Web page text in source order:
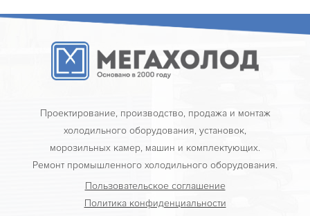
Проектирование, производство, продажа и монтаж
холодильного оборудования, установок,
морозильных камер, машин и комплектующих.
Ремонт промышленного холодильного оборудования.
Пользовательское соглашение
Политика конфиденциальности